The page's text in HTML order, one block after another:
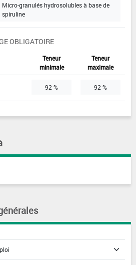
Micro-granulés hydrosolubles à base de
spiruline
OBLIGATOIRE
Teneur
minimale
Teneur
maximale
92 % 92 %